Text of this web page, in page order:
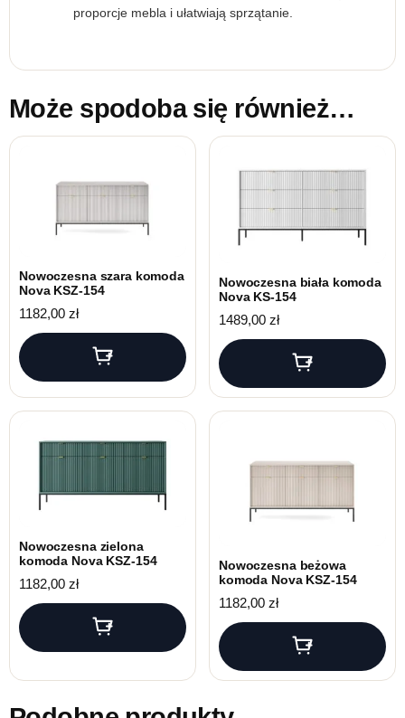
proporcje mebla i ułatwiają sprzątanie.
Może spodoba się również…
Nowoczesna szara komoda
Nova KSZ-154
1182,00 zł
Nowoczesna biała komoda
Nova KS-154
1489,00 zł
Nowoczesna zielona
komoda Nova KSZ-154
1182,00 zł
Nowoczesna beżowa
komoda Nova KSZ-154
1182,00 zł